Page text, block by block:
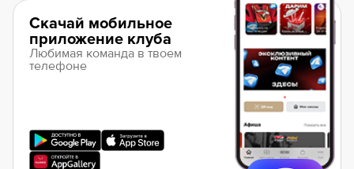
Скачай мобильное
приложение клуба
Любимая команда в твоем
телефоне